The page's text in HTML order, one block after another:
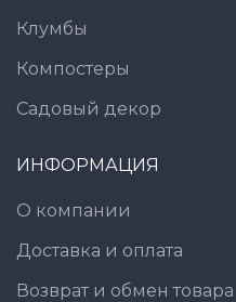
Клумбы
Компостеры
Садовый декор
ИНФОРМАЦИЯ
О компании
Доставка и оплата
Возврат и обмен товара